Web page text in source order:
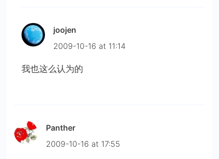
joojen
2009-10-16 at 11:14
我也这么认为的
Panther
2009-10-16 at 17:55